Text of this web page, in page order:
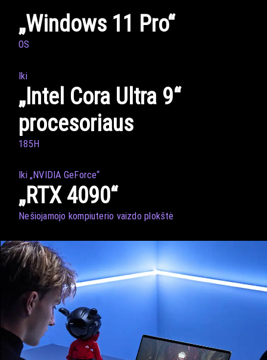
„Windows 11 Pro“
OS
Iki
„Intel Cora Ultra 9“
procesoriaus
185H
Iki „NVIDIA GeForce“
„RTX 4090“
Nešiojamojo kompiuterio vaizdo plokštė